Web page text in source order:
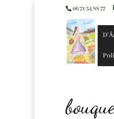
06 71 34 88 77